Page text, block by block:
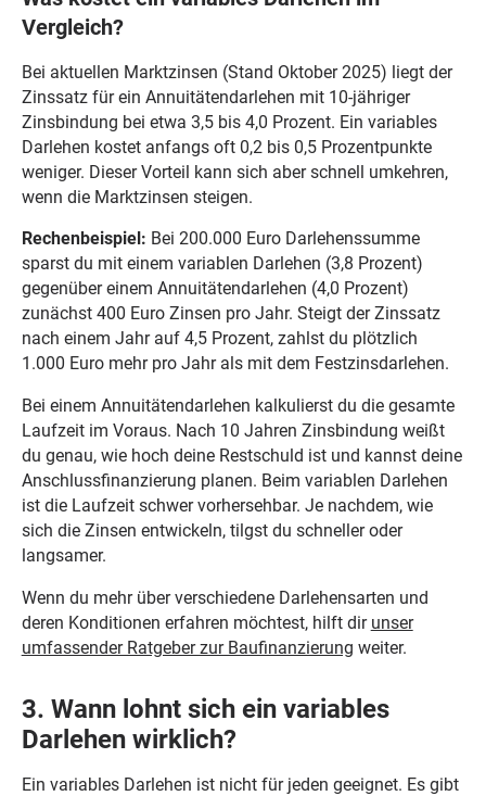
Vergleich?
Bei aktuellen Marktzinsen (Stand Oktober 2025) liegt der
Zinssatz für ein Annuitätendarlehen mit 10-jähriger
Zinsbindung bei etwa 3,5 bis 4,0 Prozent. Ein variables
Darlehen kostet anfangs oft 0,2 bis 0,5 Prozentpunkte
weniger. Dieser Vorteil kann sich aber schnell umkehren,
wenn die Marktzinsen steigen.
Rechenbeispiel: Bei 200.000 Euro Darlehenssumme
sparst du mit einem variablen Darlehen (3,8 Prozent)
gegenüber einem Annuitätendarlehen (4,0 Prozent)
zunächst 400 Euro Zinsen pro Jahr. Steigt der Zinssatz
nach einem Jahr auf 4,5 Prozent, zahlst du plötzlich
1.000 Euro mehr pro Jahr als mit dem Festzinsdarlehen.
Bei einem Annuitätendarlehen kalkulierst du die gesamte
Laufzeit im Voraus. Nach 10 Jahren Zinsbindung weißt
du genau, wie hoch deine Restschuld ist und kannst deine
Anschlussfinanzierung planen. Beim variablen Darlehen
ist die Laufzeit schwer vorhersehbar. Je nachdem, wie
sich die Zinsen entwickeln, tilgst du schneller oder
langsamer.
Wenn du mehr über verschiedene Darlehensarten und
deren Konditionen erfahren möchtest, hilft dir unser
umfassender Ratgeber zur Baufinanzierung weiter.
3. Wann lohnt sich ein variables
Darlehen wirklich?
Ein variables Darlehen ist nicht für jeden geeignet. Es gibt